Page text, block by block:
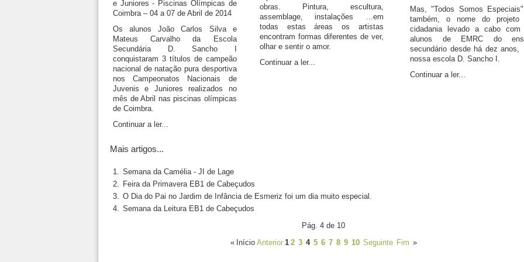
e Juniores - Piscinas Olímpicas de
Coimbra – 04 a 07 de Abril de 2014
Os alunos João Carlos Silva e
Mateus Carvalho da Escola
Secundária D. Sancho I
conquistaram 3 títulos de campeão
nacional de natação pura desportiva
nos Campeonatos Nacionais de
Juvenis e Juniores realizados no
mês de Abril nas piscinas olímpicas
de Coimbra.
Continuar a ler...
obras. Pintura, escultura,
assemblage, instalações …em
todas estas áreas os artistas
encontram formas diferentes de ver,
olhar e sentir o amor.
Continuar a ler...
Mas, "Todos Somos
também, o nome do projeto
cidadania levado a cabo com
alunos de EMRC do
secundário desde há dez
nossa escola D. Sancho I.
Continuar a ler...
Mais artigos...
Semana da Camélia - JI de Lage
Feira da Primavera EB1 de Cabeçudos
O Dia do Pai no Jardim de Infância de Esmeriz foi um dia muito especial.
Semana da Leitura EB1 de Cabeçudos
Pág. 4 de 10
« Início Anterior 1 2 3 4 5 6 7 8 9 10 Seguinte Fim »